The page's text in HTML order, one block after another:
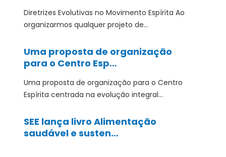
Diretrizes Evolutivas no Movimento Espírita Ao
organizarmos qualquer projeto de...
Uma proposta de organização
para o Centro Esp…
Uma proposta de organização para o Centro
Espírita centrada na evolução integral...
SEE lança livro Alimentação
saudável e susten…